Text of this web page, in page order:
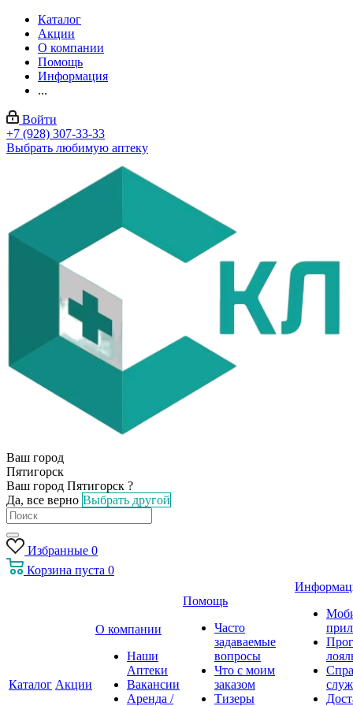
Каталог
Акции
О компании
Помощь
Информация
...
Войти
+7 (928) 307-33-33
Выбрать любимую аптеку
Ваш город
Пятигорск
Ваш город Пятигорск ?
Да, все верно Выбрать другой
Избранные 0
Корзина пуста 0
Каталог Акции
О компании
Наши
Аптеки
Вакансии
Аренда /
Помощь
Часто
задаваемые
вопросы
Что с моим
заказом
Тизеры